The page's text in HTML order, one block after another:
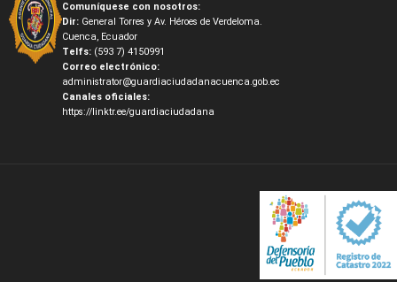
Comuníquese con nosotros:
Dir: General Torres y Av. Héroes de Verdeloma.
Cuenca, Ecuador
Telfs: (593 7) 4150991
Correo electrónico:
administrator@guardiaciudadanacuenca.gob.ec
Canales oficiales:
https://linktr.ee/guardiaciudadana